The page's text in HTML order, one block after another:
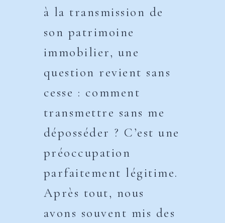
à la transmission de
son patrimoine
immobilier, une
question revient sans
cesse : comment
transmettre sans me
déposséder ? C’est une
préoccupation
parfaitement légitime.
Après tout, nous
avons souvent mis des